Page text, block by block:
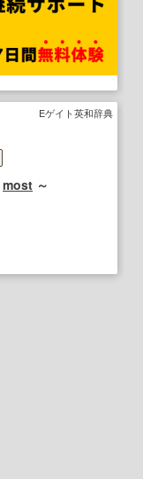
Eゲイト英和辞典
most ～